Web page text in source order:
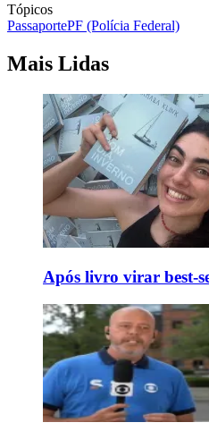
Tópicos
PassaportePF (Polícia Federal)
Mais Lidas
Após livro virar best-